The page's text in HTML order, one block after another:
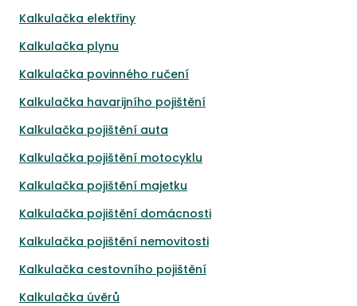
Kalkulačka elektřiny
Kalkulačka plynu
Kalkulačka povinného ručení
Kalkulačka havarijního pojištění
Kalkulačka pojištění auta
Kalkulačka pojištění motocyklu
Kalkulačka pojištění majetku
Kalkulačka pojištění domácnosti
Kalkulačka pojištění nemovitosti
Kalkulačka cestovního pojištění
Kalkulačka úvěrů